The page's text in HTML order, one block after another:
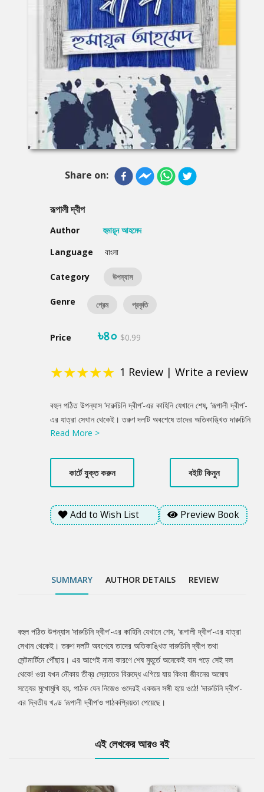
Share on:
রূপালী দ্বীপ
Author
হুমায়ূন আহমেদ
Language
বাংলা
Category উপন্যাস
Genre প্রেম প্রকৃতি
Price ৳৪০ $0.99
★★★★★ 1 Review | Write a review
Product
Summery
বহুল পঠিত উপন্যাস ‘দারুচিনি দ্বীপ’-এর কাহিনি যেখানে শেষ, ‘রূপালী দ্বীপ’-
এর যাত্রা সেখান থেকেই। তরুণ দলটি অবশেষে তাদের অতিকাঙ্খিত দারুচিনি
দ্বীপ তথা সেন্টমার্টিনে পৌঁছায়। এর আগেই নানা কারণে শেষ মুহূর্তে অনেকেই
কিংবা জীবনের অমোঘ সত্যের মুখোমুখি হয়, পাঠক যেন নিজেও ওদেরই একজন
সঙ্গী হয়ে ওঠে! ‘দারুচিনি দ্বীপ’-এর দ্বিতীয় খণ্ড ‘রূপালী দ্বীপ’ও পাঠকপ্রিয়তা
পেয়েছে।
Read More >
কার্টে যুক্ত করুন বইটি কিনুন
Add to Wish List Preview Book
SUMMARY AUTHOR DETAILS REVIEW
Tab
Article
বহুল পঠিত উপন্যাস ‘দারুচিনি দ্বীপ’-এর কাহিনি যেখানে শেষ, ‘রূপালী দ্বীপ’-এর যাত্রা
সেখান থেকেই। তরুণ দলটি অবশেষে তাদের অতিকাঙ্খিত দারুচিনি দ্বীপ তথা
সেন্টমার্টিনে পৌঁছায়। এর আগেই নানা কারণে শেষ মুহূর্তে অনেকেই বাদ পড়ে সেই দল
থেকে! ওরা যখন নৌকায় তীব্র স্রোতের বিরুদ্ধে এগিয়ে যায় কিংবা জীবনের অমোঘ
সত্যের মুখোমুখি হয়, পাঠক যেন নিজেও ওদেরই একজন সঙ্গী হয়ে ওঠে! ‘দারুচিনি দ্বীপ’-
এর দ্বিতীয় খণ্ড ‘রূপালী দ্বীপ’ও পাঠকপ্রিয়তা পেয়েছে।
এই লেখকের আরও বই